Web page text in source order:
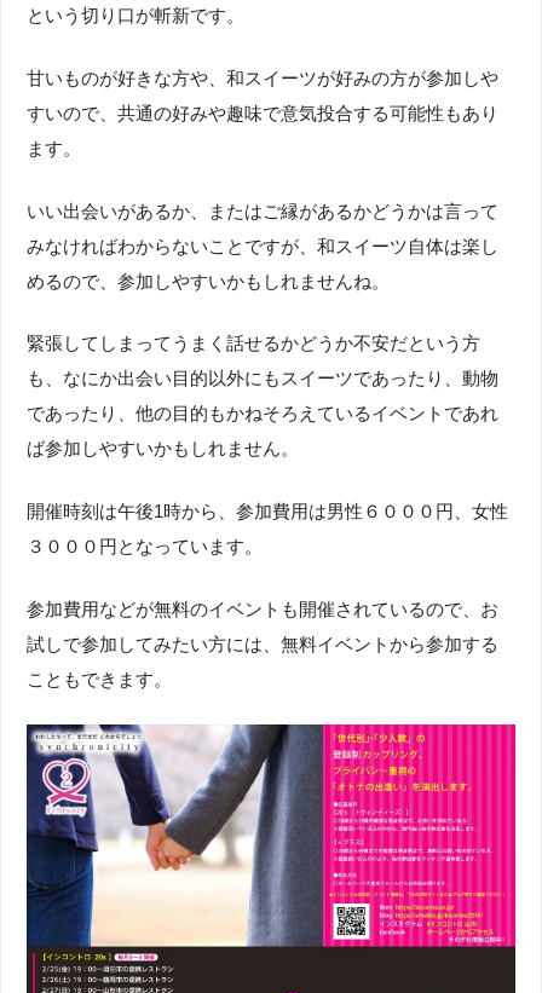
という切り口が斬新です。
甘いものが好きな方や、和スイーツが好みの方が参加しや
すいので、共通の好みや趣味で意気投合する可能性もあり
ます。
いい出会いがあるか、またはご縁があるかどうかは言って
みなければわからないことですが、和スイーツ自体は楽し
めるので、参加しやすいかもしれませんね。
緊張してしまってうまく話せるかどうか不安だという方
も、なにか出会い目的以外にもスイーツであったり、動物
であったり、他の目的もかねそろえているイベントであれ
ば参加しやすいかもしれません。
開催時刻は午後1時から、参加費用は男性６０００円、女性
３０００円となっています。
参加費用などが無料のイベントも開催されているので、お
試しで参加してみたい方には、無料イベントから参加する
こともできます。